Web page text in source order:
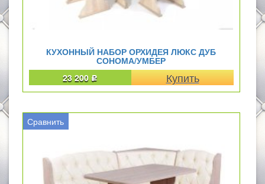
КУХОННЫЙ НАБОР ОРХИДЕЯ ЛЮКС ДУБ
СОНОМА/УМБЕР
23 200 Р
Сравнить